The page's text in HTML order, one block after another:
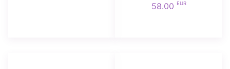
58.00 EUR